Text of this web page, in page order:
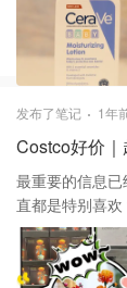
湿乳液 属于有
发布了笔记 1年
Costco好价
最重要的信息
直都是特别喜
还是这么给力的价格！！！ ✅ Lego
黄金菊 10368 | ICONS
$21.99(到手价)s